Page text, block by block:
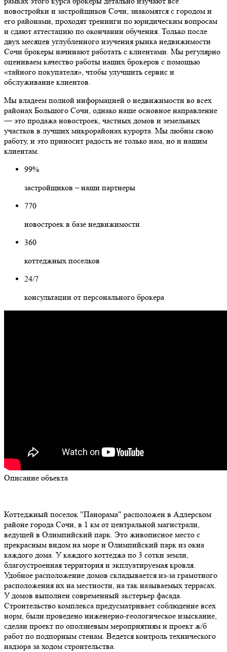
новостройки и застройщиков Сочи, знакомятся с городом и
его районами, проходят тренинги по юридическим вопросам
и сдают аттестацию по окончании обучения. Только после
двух месяцев углубленного изучения рынка недвижимости
Сочи брокеры начинают работать с клиентами. Мы регулярно
оцениваем качество работы наших брокеров с помощью
«тайного покупателя», чтобы улучшить сервис и
обслуживание клиентов.
Мы владеем полной информацией о недвижимости во всех
районах Большого Сочи, однако наше основное направление
— это продажа новостроек, частных домов и земельных
участков в лучших микрорайонах курорта. Мы любим свою
работу, и это приносит радость не только нам, но и нашим
клиентам.
99%
застройщиков – наши партнеры
770
новостроек в базе недвижимости
360
коттеджных поселков
24/7
консультации от персонального брокера
Описание объекта
Коттеджный поселок "Панорама" расположен в Адлерском
районе города Сочи, в 1 км от центральной магистрали,
ведущей в Олимпийский парк. Это живописное место с
прекрасным видом на море и Олимпийский парк из окна
каждого дома. У каждого коттеджа по 3 сотки земли,
благоустроенная территория и экплуатируемая кровля.
Удобное расположение домов складывается из-за грамотного
расположения их на местности, на так называемых террасах.
У домов выполнен современный экстерьер фасада.
Строительство комплекса предусматривает соблюдение всех
норм, были проведено инженерно-геологическое изыскание,
сделан проект по оползневым мероприятиям и проект ж/б
работ по подпорным стенам. Ведется контроль технического
надзора за ходом строительства.